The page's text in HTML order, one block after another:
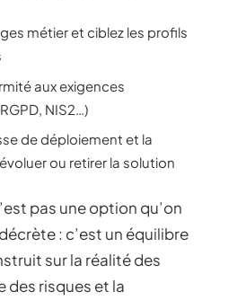
métier et ciblez les profils
aux exigences
NIS2…)
de déploiement et la
ou retirer la solution
pas une option qu’on
: c’est un équilibre
sur la réalité des
des risques et la